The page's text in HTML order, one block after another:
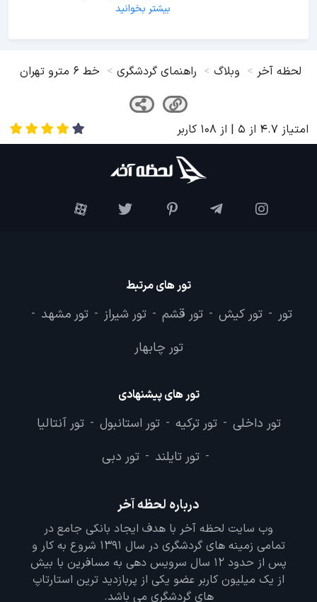
آبشار اسکلیم (گالش‌کلا)؛ کشف آبشار
شب‌های مشهد کجا بریم؟ معرفی 35
بیشتر بخوانید
جمعه بازار پروانه تهران؛ بزرگترین بازار
هفتگی هنر و نوستالژی
لحظه آخر راهنمای گردشگری خط 6 مترو تهران
کاربر
تور های مرتبط
تور قشم - تور شیراز
تور چابهار
تور های پیشنهادی
تور داخلی تور ترکیه - تور استانبول تور آنتالیا